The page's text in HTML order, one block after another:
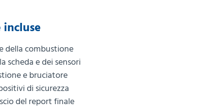
della combustione
scheda e dei sensori
e bruciatore
di sicurezza
del report finale